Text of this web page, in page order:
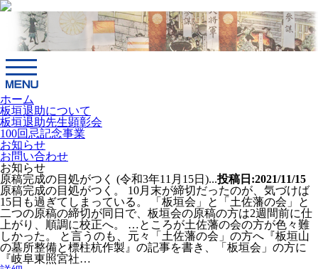
ホーム
板垣退助について
板垣退助先生顕彰会
100回忌記念事業
お知らせ
お問い合わせ
お知らせ
原稿完成の目処がつく (令和3年11月15日)...投稿日:2021/11/15
原稿完成の目処がつく。 10月末が締切だったのが、気づけば
15日も過ぎてしまっている。 「板垣会」と「土佐藩の会」と
二つの原稿の締切が同日で、板垣会の原稿の方は2週間前に仕
上がり、順調に校正へ。 …ところが土佐藩の会の方が色々難
しかった。 と言うのも、元々「土佐藩の会」の方へ『板垣山
の墓所整備と標柱杭作製』の記事を書き、「板垣会」の方に
『岐阜東照宮社…